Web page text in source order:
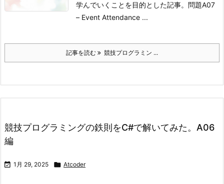
学んでいくことを目的とした記事。 問題A07
– Event Attendance ...
記事を読む 競技プログラミン ...
競技プログラミングの鉄則をC#で解いてみた。A06
編
 1月 29, 2025  Atcoder